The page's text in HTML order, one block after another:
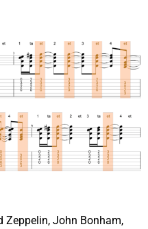
Zeppelin, John Bonham,